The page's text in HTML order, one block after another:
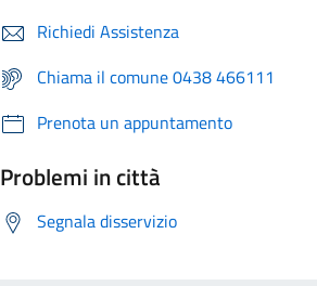
Richiedi Assistenza
Chiama il comune 0438 466111
Prenota un appuntamento
Problemi in città
Segnala disservizio